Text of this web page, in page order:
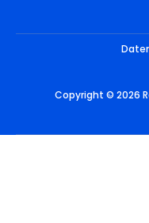
Copyright © 2026